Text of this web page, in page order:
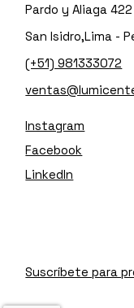
Pardo y Aliaga 422
San Isidro,Lima -
(+51) 981333072
Instagram
Facebook
LinkedIn
Suscríbete para